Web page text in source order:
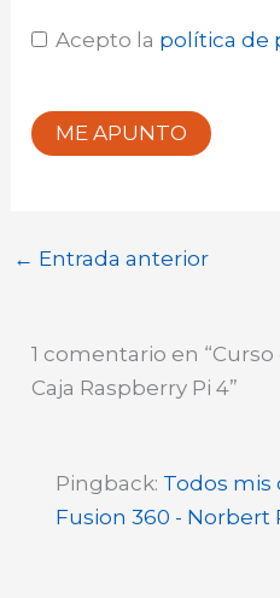
Acepto la política de
ME APUNTO
← Entrada anterior
1 comentario en
Caja Raspberry Pi 4”
Pingback: Todos mis
Fusion 360 - Norbert